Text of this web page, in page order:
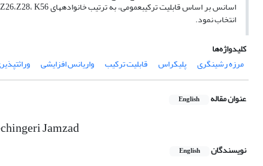
انتخاب نمود.
کلیدواژه‌ها
مرزه رشینگری
پلیکراس قابلیت ترکیب واریانس افزایشی
عنوان مقاله English
Jamzad
نویسندگان English